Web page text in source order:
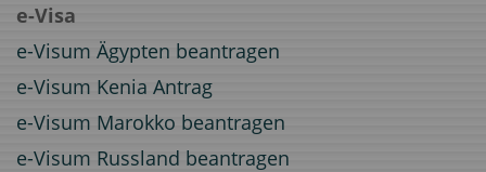
e-Visa
e-Visum Ägypten beantragen
e-Visum Kenia Antrag
e-Visum Marokko beantragen
e-Visum Russland beantragen